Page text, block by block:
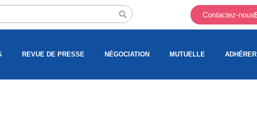
Contactez-nous
REVUE DE PRESSE NÉGOCIATION MUTUELLE ADHÉRER